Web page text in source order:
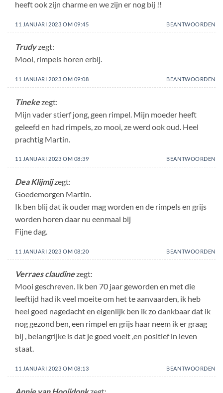
heeft ook zijn charme en we zijn er nog bij !!
11 JANUARI 2023 OM 09:45 BEANTWOORDEN
Trudyzegt:
Mooi, rimpels horen erbij.
11 JANUARI 2023 OM 09:08 BEANTWOORDEN
Tinekezegt:
Mijn vader stierf jong, geen rimpel. Mijn moeder heeft
geleefd en had rimpels, zo mooi, ze werd ook oud. Heel
prachtig Martin.
11 JANUARI 2023 OM 08:39 BEANTWOORDEN
Dea Klijmijzegt:
Goedemorgen Martin.
Ik ben blij dat ik ouder mag worden en de rimpels en grijs
worden horen daar nu eenmaal bij
Fijne dag.
11 JANUARI 2023 OM 08:20 BEANTWOORDEN
Verraes claudinezegt:
Mooi geschreven. Ik ben 70 jaar geworden en met die
leeftijd had ik veel moeite om het te aanvaarden, ik heb
heel goed nagedacht en eigenlijk ben ik zo dankbaar dat ik
nog gezond ben, een rimpel en grijs haar neem ik er graag
bij , belangrijke is dat je goed voelt ,en positief in leven
staat.
11 JANUARI 2023 OM 08:13 BEANTWOORDEN